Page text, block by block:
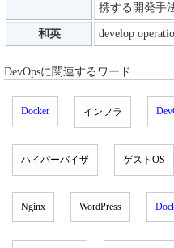
携する開発手
和英 develop
DevOpsに関連するワード
Docker インフラ
ハイパーバイザ ゲストOS
Nginx WordPress